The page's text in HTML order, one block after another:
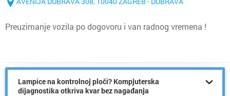
Preuzimanje vozila po dogovoru i van radnog vremena !
Lampice na kontrolnoj ploči? Kompjuterska
dijagnostika otkriva kvar bez nagađanja